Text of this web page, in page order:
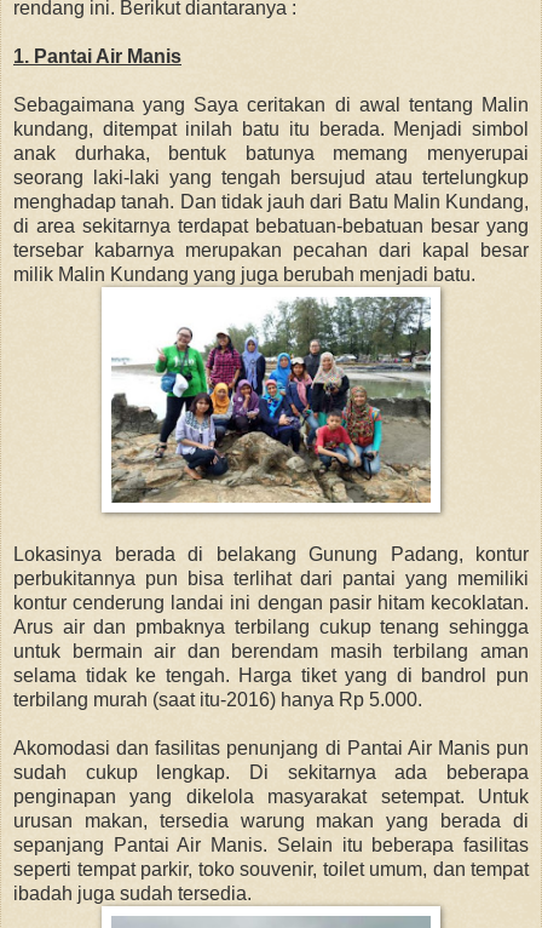
rendang ini. Berikut diantaranya :
1. Pantai Air Manis
Sebagaimana yang Saya ceritakan di awal tentang Malin
kundang, ditempat inilah batu itu berada. Menjadi simbol
anak durhaka, bentuk batunya memang menyerupai
seorang laki-laki yang tengah bersujud atau tertelungkup
menghadap tanah. Dan tidak jauh dari Batu Malin Kundang,
di area sekitarnya terdapat bebatuan-bebatuan besar yang
tersebar kabarnya merupakan pecahan dari kapal besar
milik Malin Kundang yang juga berubah menjadi batu.
Lokasinya berada di belakang Gunung Padang, kontur
perbukitannya pun bisa terlihat dari pantai yang memiliki
kontur cenderung landai ini dengan pasir hitam kecoklatan.
Arus air dan pmbaknya terbilang cukup tenang sehingga
untuk bermain air dan berendam masih terbilang aman
selama tidak ke tengah. Harga tiket yang di bandrol pun
terbilang murah (saat itu-2016) hanya Rp 5.000.
Akomodasi dan fasilitas penunjang di Pantai Air Manis pun
sudah cukup lengkap. Di sekitarnya ada beberapa
penginapan yang dikelola masyarakat setempat. Untuk
urusan makan, tersedia warung makan yang berada di
sepanjang Pantai Air Manis. Selain itu beberapa fasilitas
seperti tempat parkir, toko souvenir, toilet umum, dan tempat
ibadah juga sudah tersedia.